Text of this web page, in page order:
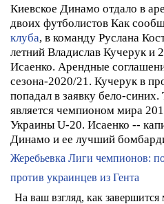
Киевское Динамо отдало в
двоих футболистов Как
клуба, в команду Руслана
летний Владислав Кучерук и
Исаенко. Арендные
сезона-2020/21. Кучерук в
попадал в заявку бело-синих.
является чемпионом мира
Украины U-20. Исаенко --
Динамо и ее лучший
Жеребьевка Лиги чемпионов:
против украинцев из Гента
На ваш взгляд, как